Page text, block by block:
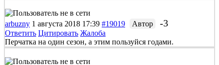
arbuzny 1 августа 2018 17:39 #19019 Автор -3
Ответить Цитировать Жалоба
Перчатка на один сезон, а этим пользуйся годами.